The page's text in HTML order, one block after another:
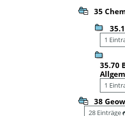
35
1
35.70
1
38
28 Einträge